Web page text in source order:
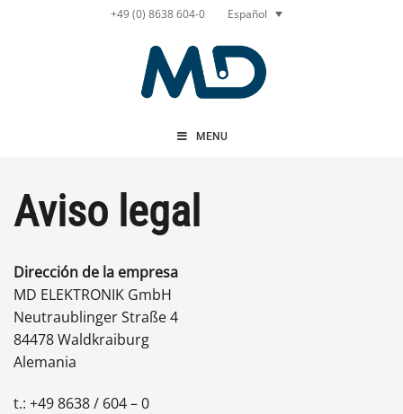
+49 (0) 8638 604-0 Español
MENU
Aviso legal
Dirección de la empresa
MD ELEKTRONIK GmbH
Neutraublinger Straße 4
84478 Waldkraiburg
Alemania
t.: +49 8638 / 604 – 0